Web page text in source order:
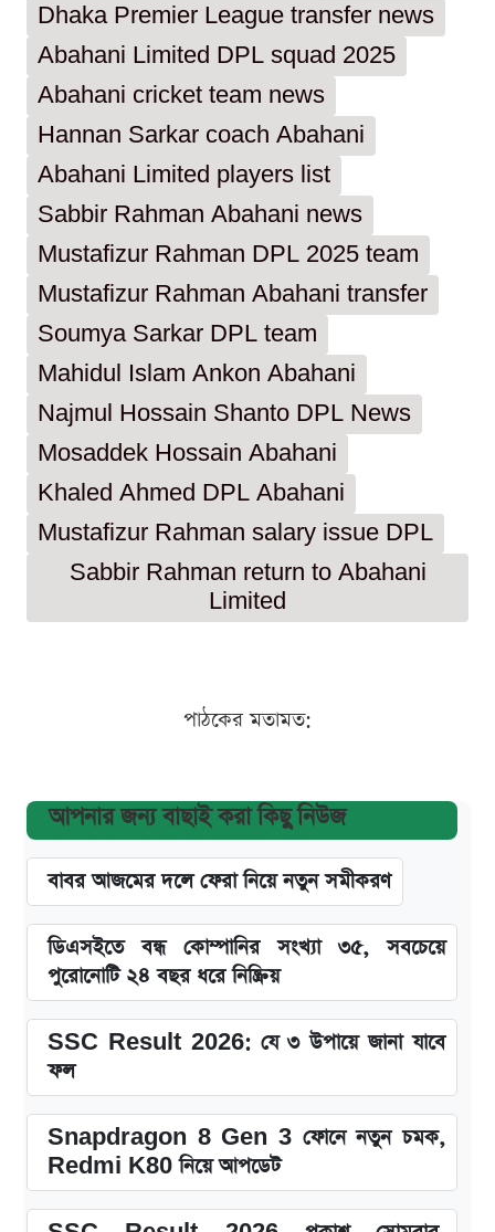
Dhaka Premier League transfer news
Abahani Limited DPL squad 2025
Abahani cricket team news
Hannan Sarkar coach Abahani
Abahani Limited players list
Sabbir Rahman Abahani news
Mustafizur Rahman DPL 2025 team
Mustafizur Rahman Abahani transfer
Soumya Sarkar DPL team
Mahidul Islam Ankon Abahani
Najmul Hossain Shanto DPL News
Mosaddek Hossain Abahani
Khaled Ahmed DPL Abahani
Mustafizur Rahman salary issue DPL
Sabbir Rahman return to Abahani
Limited
পাঠকের মতামত:
আপনার জন্য বাছাই করা কিছু নিউজ
বাবর আজমের দলে ফেরা নিয়ে নতুন সমীকরণ
ডিএসইতে বন্ধ কোম্পানির সংখ্যা ৩৫, সবচেয়ে
পুরোনোটি ২৪ বছর ধরে নিষ্ক্রিয়
SSC Result 2026: যে ৩ উপায়ে জানা যাবে
ফল
Snapdragon 8 Gen 3 ফোনে নতুন চমক,
Redmi K80 নিয়ে আপডেট